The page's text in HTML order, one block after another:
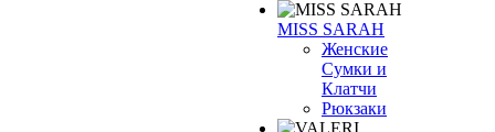
MISS SARAH
Женские
Сумки и
Клатчи
Рюкзаки